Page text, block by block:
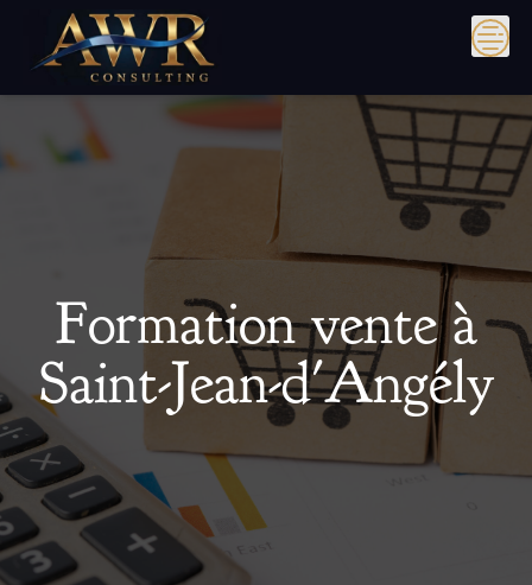
content
Formation vente à
Saint-Jean-d'Angély